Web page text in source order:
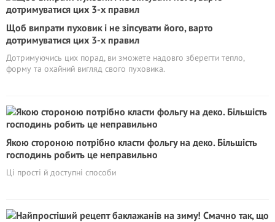
Щоб випрати пуховик і не зіпсувати його, варто
дотримуватися цих 3-х правил
Дотримуючись цих порад, ви зможете надовго зберегти тепло,
форму та охайний вигляд свого пуховика.
Якою стороною потрібно класти фольгу на деко. Більшість
господинь робить це неправильно
Ці прості й доступні способи